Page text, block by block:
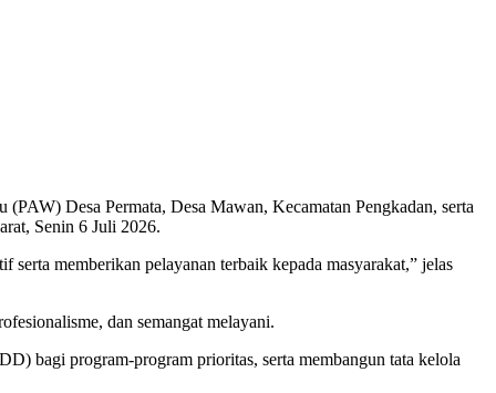
Desa Permata, Desa Mawan, Kecamatan Pengkadan, serta
Senin 6 Juli 2026.
serta memberikan pelayanan terbaik kepada masyarakat,” jelas
dan semangat melayani.
bagi program-program prioritas, serta membangun tata kelola